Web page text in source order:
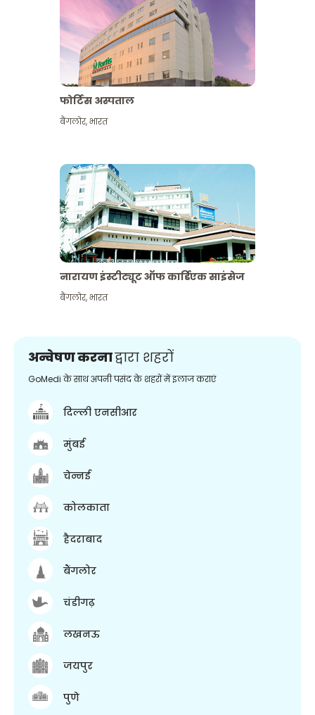
फोर्टिस अस्पताल
बैंगलोर,भारत
नारायण इंस्टीट्यूट ऑफ कार्डिएक साइंसेज
बैंगलोर,भारत
अन्वेषण करनाद्वारा शहरों
GoMedi के साथ अपनी पसंद के शहरों में इलाज कराएं
दिल्ली एनसीआर
मुंबई
चेन्नई
कोलकाता
हैदराबाद
बैंगलोर
चंडीगढ़
लखनऊ
जयपुर
पुणे